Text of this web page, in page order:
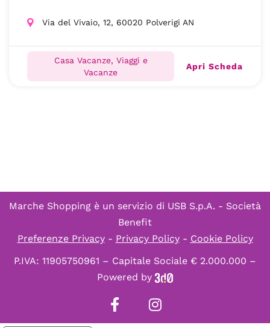
Via del Vivaio, 12, 60020 Polverigi AN
Casa Vacanze, Viaggi e
Vacanze
Apri Scheda
Marche Shopping è un servizio di USB S.p.A. - Società
Benefit
Preferenze Privacy- Privacy Policy- Cookie Policy
P.IVA: 11905750961 – Capitale Sociale € 2.000.000 –
Powered by